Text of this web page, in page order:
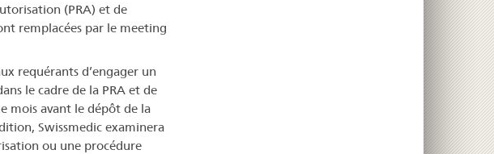
(PRA) et de
remplacées par le meeting
requérants d’engager un
le cadre de la PRA et de
mois avant le dépôt de la
Swissmedic examinera
ou une procédure